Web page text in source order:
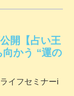
開【占い王
かう “運の
イフセミナーi